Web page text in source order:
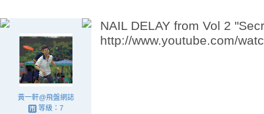
黃一軒@飛盤網誌
等級：7
NAIL DELAY from Vol 2
http://www.youtube.com/